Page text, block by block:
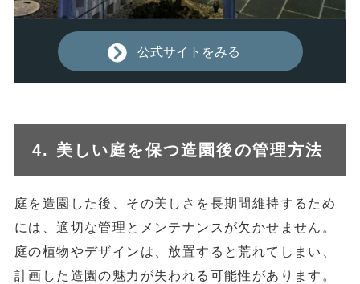
公式サイトをみる
4. 美しい庭を保つ造園後の管理方法
庭を造園した後、その美しさを長期間維持するため
には、適切な管理とメンテナンスが欠かせません。
庭の植物やデザインは、放置すると荒れてしまい、
計画した造園の魅力が失われる可能性があります。